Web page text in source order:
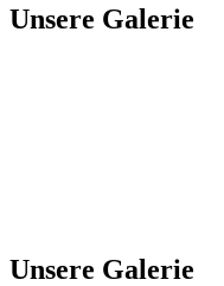
Unsere Galerie
Unsere Galerie